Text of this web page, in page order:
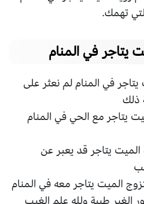
تهمك.
يتاجر في المنام
في المنام لم نعثر على
ذلك
يتاجر مع الحي في المنام
الميت يتاجر قد يعبر عن
الميت يتاجر معه في المنام
الغير طيبة ولله علم الغيب